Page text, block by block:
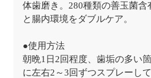
体歯磨き。280種類の善玉菌
と腸内環境をダブルケア。
●使用方法
朝晩1日2回程度、歯垢の多い
に左右2～3回ずつスプレーして